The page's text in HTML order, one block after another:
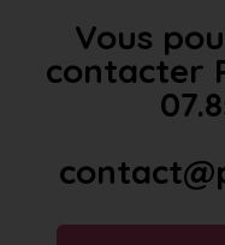
Vous
contacter